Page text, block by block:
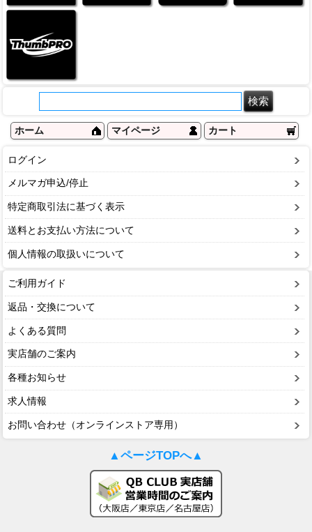
ホーム マイページ カート
ログイン
メルマガ申込/停止
特定商取引法に基づく表示
送料とお支払い方法について
個人情報の取扱いについて
ご利用ガイド
返品・交換について
よくある質問
実店舗のご案内
各種お知らせ
求人情報
お問い合わせ（オンラインストア専用）
▲ページTOPへ▲